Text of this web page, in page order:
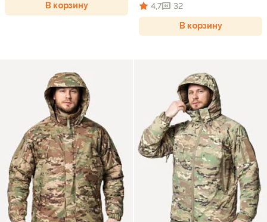
В корзину 4,7 32
В корзину